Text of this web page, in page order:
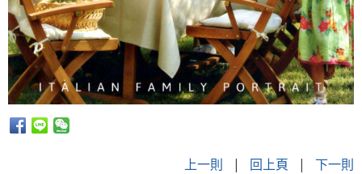
上一則 | 回上頁 | 下一則